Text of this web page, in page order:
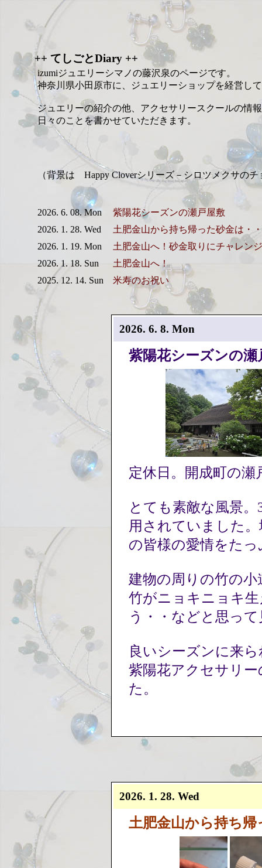
++ てしごとDiary ++
izumiジュエリーシマノの藤沢泉のページです。
神奈川県小田原市に、ジュエリーショップを経営し
ジュエリーの紹介の他、アクセサリースクールの情
日々のことを書かせていただきます。
（背景は Happy Cloverシリーズ－シロツメクサのチ
2026. 6. 08. Mon
紫陽花シーズンの瀬戸屋敷
2026. 1. 28. Wed
土肥金山から持ち帰った砂金は・・
2026. 1. 19. Mon
土肥金山へ！砂金取りにチャレン
2026. 1. 18. Sun
土肥金山へ！
2025. 12. 14. Sun
米寿のお祝い
2026. 6. 8. Mon
紫陽花シーズンの瀬
定休日。開成町の
とても素敵な風景
用されていました
の皆様の愛情をた
建物の周りの竹の
竹がニョキニョキ
う・・などと思っ
良いシーズンに来
紫陽花アクセサリ
た。
2026. 1. 28. Wed
土肥金山から持ち帰